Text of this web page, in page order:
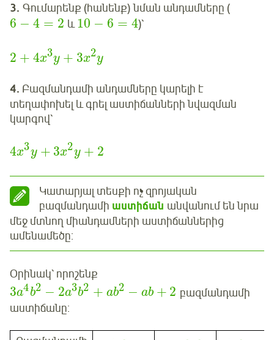
3. Գումարենք (հանենք) նման անդամները (
6 − 4 = 2 և10 − 6 = 4)՝
2 + 4x3y + 3x2y
4. Բազմանդամի անդամները կարելի է
տեղափոխել և գրել աստիճանների նվազման
կարգով՝
4x3y + 3x2y + 2
Կատարյալ տեսքի ոչ զրոյական
բազմանդամի աստիճան անվանում են նրա
մեջ մտնող միանդամների աստիճաններից
ամենամեծը:
Օրինակ՝ որոշենք
3a4b2 − 2a3b2 + ab2 − ab + 2 բազմանդամի
աստիճանը: